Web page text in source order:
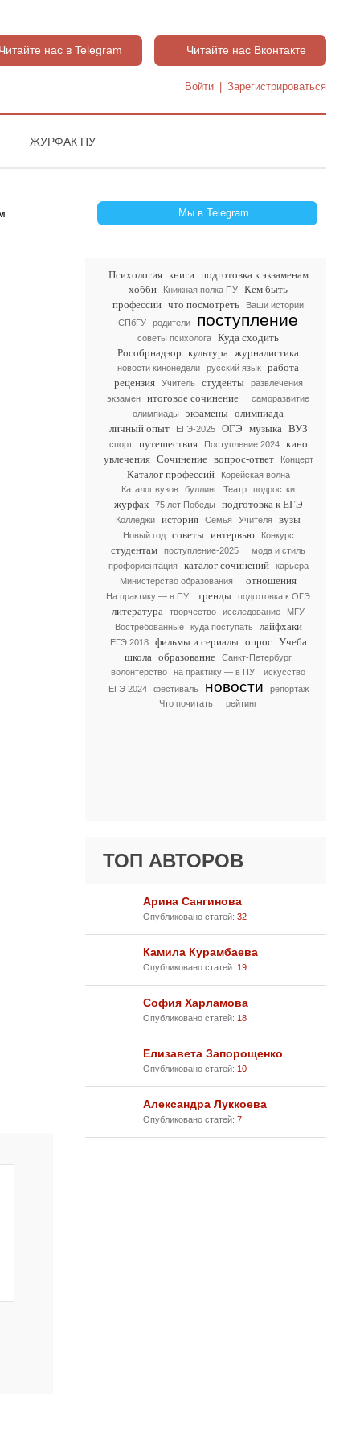
нас в Telegram Читайте нас Вконтакте
Войти Зарегистрироваться
ЖУРФАК ПУ
Мы в Telegram
Психология книги подготовка к экзаменам
хобби
Книжная полка ПУ
Кем быть
профессии что посмотреть
Ваши истории
СПбГУ
родители поступление
советы психолога
Куда сходить
Рособрнадзор культура журналистика
новости кинонедели русский язык
работа
рецензия
Учитель студенты
развлечения
экзамен
итоговое сочинение
саморазвитие
олимпиады
экзамены олимпиада
личный опыт
ЕГЭ-2025 ОГЭ музыка ВУЗ
спорт путешествия Поступление 2024
кино
увлечения Сочинение вопрос-ответ Концерт
Каталог профессий
Корейская волна
Каталог вузов
буллинг Театр подростки
журфак 75 лет Победы подготовка к ЕГЭ
Колледжи история Семья Учителя вузы
Новый год советы интервью Конкурс
студентам поступление-2025
мода и стиль
профориентация
каталог сочинений
карьера
Министерство образования
отношения
На практику — в ПУ! тренды подготовка к ОГЭ
литература творчество исследование
МГУ
Востребованные
куда поступать лайфхаки
ЕГЭ 2018 фильмы и сериалы опрос Учеба
школа образование
Санкт-Петербург
волонтерство
на практику — в ПУ!
искусство
ЕГЭ 2024
фестиваль новости
репортаж
Что почитать
рейтинг
ТОП АВТОРОВ
Арина Сангинова
Опубликовано статей: 32
Камила Курамбаева
Опубликовано статей: 19
София Харламова
Опубликовано статей: 18
Елизавета Запорощенко
Опубликовано статей: 10
Александра Луккоева
Опубликовано статей: 7